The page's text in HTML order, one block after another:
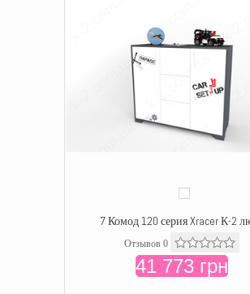
7 Комод 120 серия Xracer К-2
Отзывов 0
41 773 грн